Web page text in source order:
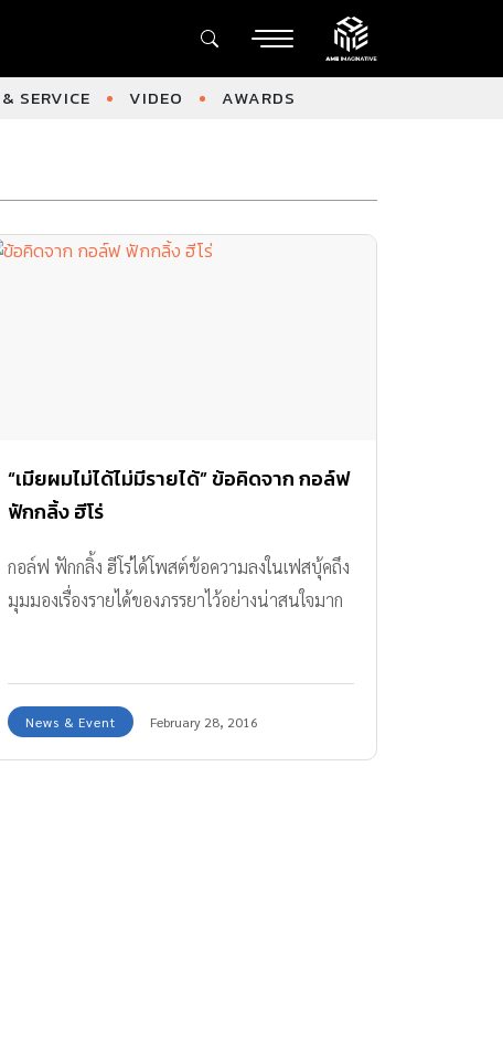
SERVICE VIDEO AWARDS
“เมียผมไม่ได้ไม่มีรายได้” ข้อคิดจาก กอล์ฟ
ฟักกลิ้ง ฮีโร่
กอล์ฟ ฟักกลิ้ง ฮีโร่ได้โพสต์ข้อความลงในเฟสบุ้คถึง
มุมมองเรื่องรายได้ของภรรยาไว้อย่างน่าสนใจมาก
News & Event February 28, 2016